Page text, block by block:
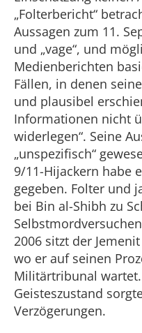
„Folterbericht“
Aussagen zum 11.
und „vage“, und
Medienberichten
Fällen, in denen
und plausibel
Informationen nicht
widerlegen“. Seine
„unspezifisch“
9/11-Hijackern habe
gegeben. Folter und
bei Bin al-Shibh zu
2006 sitzt der
wo er auf seinen
Militärtribunal
Geisteszustand
Verzögerungen.